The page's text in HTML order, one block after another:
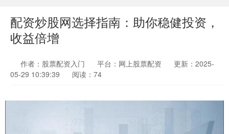
配资炒股网选择指南：助你稳健投资，
收益倍增
作者：股票配资入门 平台：网上股票配资
更新：2025-
05-29 10:39:39
阅读：74